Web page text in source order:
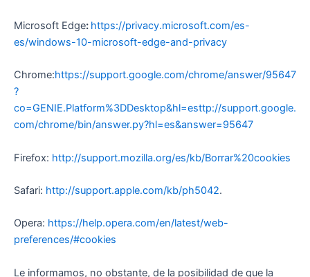
Microsoft Edge: https://privacy.microsoft.com/es-
es/windows-10-microsoft-edge-and-privacy
Chrome:https://support.google.com/chrome/answer/95647
?
co=GENIE.Platform%3DDesktop&hl=esttp://support.google.
com/chrome/bin/answer.py?hl=es&answer=95647
Firefox: http://support.mozilla.org/es/kb/Borrar%20cookies
Safari: http://support.apple.com/kb/ph5042.
Opera: https://help.opera.com/en/latest/web-
preferences/#cookies
Le informamos, no obstante, de la posibilidad de que la